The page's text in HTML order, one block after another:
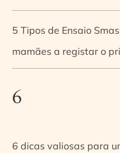
5 Tipos de Ensaio
mamães a registar o
6
6 dicas valiosas para